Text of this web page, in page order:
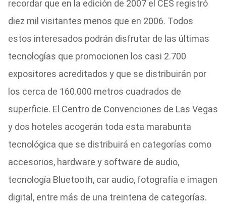
recordar que en la edición de 2007 el CES registró
diez mil visitantes menos que en 2006. Todos
estos interesados podrán disfrutar de las últimas
tecnologías que promocionen los casi 2.700
expositores acreditados y que se distribuirán por
los cerca de 160.000 metros cuadrados de
superficie. El Centro de Convenciones de Las Vegas
y dos hoteles acogerán toda esta marabunta
tecnológica que se distribuirá en categorías como
accesorios, hardware y software de audio,
tecnología Bluetooth, car audio, fotografía e imagen
digital, entre más de una treintena de categorías.